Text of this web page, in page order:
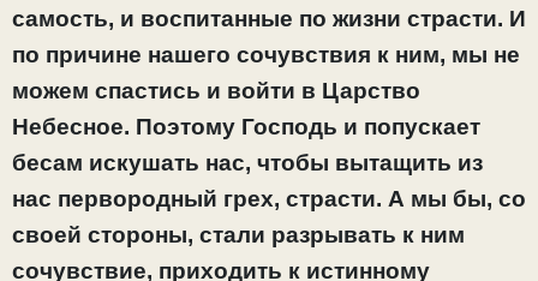
самость, и воспитанные по жизни страсти. И
по причине нашего сочувствия к ним, мы не
можем спастись и войти в Царство
Небесное. Поэтому Господь и попускает
бесам искушать нас, чтобы вытащить из
нас первородный грех, страсти. А мы бы, со
своей стороны, стали разрывать к ним
сочувствие, приходить к истинному